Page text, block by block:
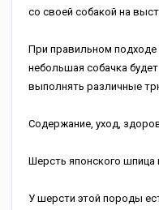
со своей собакой на
При правильном подходе
небольшая собачка
выполнять различные
Содержание, уход,
Шерсть японского
У шерсти этой породы